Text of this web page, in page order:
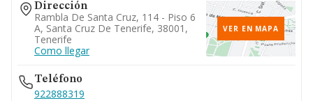
Dirección
Rambla De Santa Cruz, 114 - Piso 6
A, Santa Cruz De Tenerife, 38001,
Tenerife
Como llegar
VER EN MAPA
Teléfono
922888319